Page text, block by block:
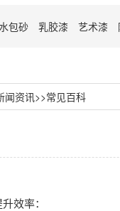
包砂 乳胶漆 艺术漆
闻资讯>>常见百科
效率：